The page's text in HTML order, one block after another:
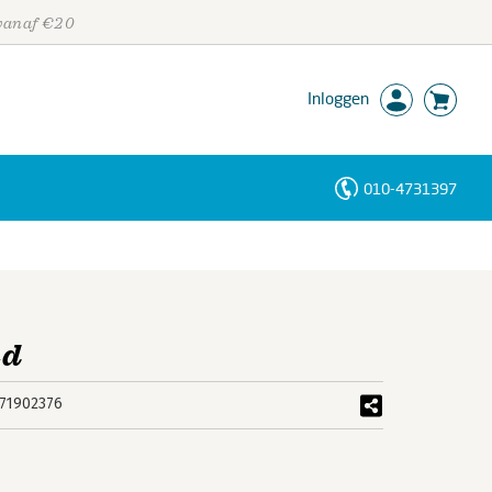
€20
Inloggen
010-4731397
Personen